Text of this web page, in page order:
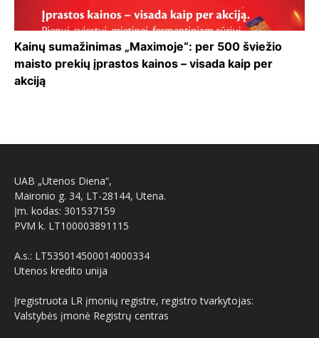
Kainų sumažinimas „Maximoje“: per 500 šviežio
maisto prekių įprastos kainos – visada kaip per
akciją
UAB „Utenos Diena“,
Maironio g. 34, LT-28144, Utena.
Įm. kodas: 301537159
PVM k. LT100003891115
A.s.: LT535014500014000334
Utenos kredito unija
Įregistruota LR įmonių registre, registro tvarkytojas:
Valstybės įmonė Registrų centras